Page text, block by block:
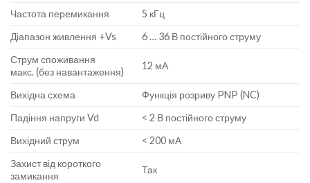
Частота перемикання
5 кГц
Діапазон живлення +Vs
6 … 36 В постійного струму
Струм споживання
макс. (без навантаження)
12 мА
Вихідна схема
Функція розриву PNP (NC)
Падіння напруги Vd
< 2 В постійного струму
Вихідний струм
< 200 мА
Захист від короткого
замикання
Так